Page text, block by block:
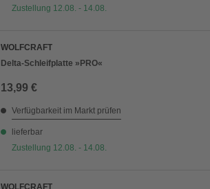
Zustellung 12.08. - 14.08.
WOLFCRAFT
Delta-Schleifplatte »PRO«
13,99 €
Verfügbarkeit im Markt prüfen
lieferbar
Zustellung 12.08. - 14.08.